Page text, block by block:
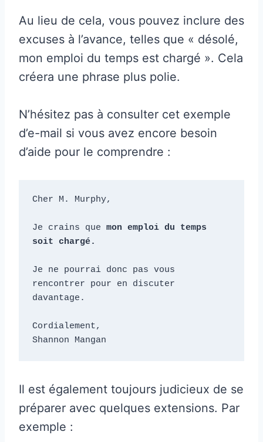
Au lieu de cela, vous pouvez inclure des
excuses à l’avance, telles que « désolé,
mon emploi du temps est chargé ». Cela
créera une phrase plus polie.
N’hésitez pas à consulter cet exemple
d’e-mail si vous avez encore besoin
d’aide pour le comprendre :
Cher M. Murphy,
Je crains que mon emploi du temps
soit chargé.
Je ne pourrai donc pas vous
rencontrer pour en discuter
davantage.
Cordialement,
Shannon Mangan
Il est également toujours judicieux de se
préparer avec quelques extensions. Par
exemple :